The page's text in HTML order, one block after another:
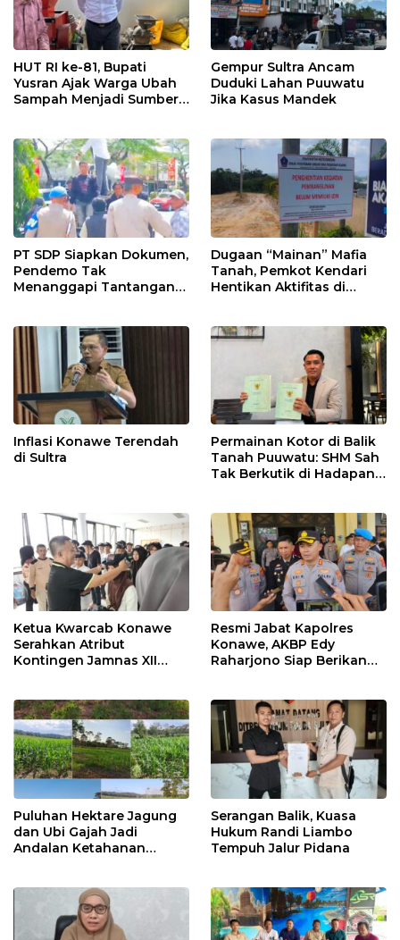
HUT RI ke-81, Bupati
Yusran Ajak Warga Ubah
Sampah Menjadi Sumber
Gempur Sultra Ancam
Duduki Lahan Puuwatu
Jika Kasus Mandek
PT SDP Siapkan Dokumen,
Pendemo Tak
Menanggapi Tantangan
Dugaan “Mainan” Mafia
Tanah, Pemkot Kendari
Hentikan Aktifitas di
Inflasi Konawe Terendah
di Sultra
Permainan Kotor di Balik
Tanah Puuwatu: SHM Sah
Tak Berkutik di Hadapan
Ketua Kwarcab Konawe
Serahkan Atribut
Kontingen Jamnas XII
Resmi Jabat Kapolres
Konawe, AKBP Edy
Raharjono Siap Berikan
Puluhan Hektare Jagung
dan Ubi Gajah Jadi
Andalan Ketahanan
Serangan Balik, Kuasa
Hukum Randi Liambo
Tempuh Jalur Pidana